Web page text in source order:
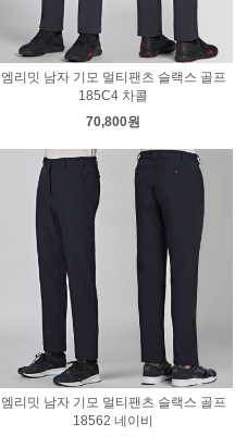
엠리밋 남자 기모 멀티팬츠 슬랙스 골프
185C4 차콜
70,800원
엠리밋 남자 기모 멀티팬츠 슬랙스 골프
18562 네이비